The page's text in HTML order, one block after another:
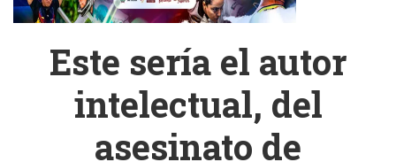
Este sería el autor
intelectual, del
asesinato de